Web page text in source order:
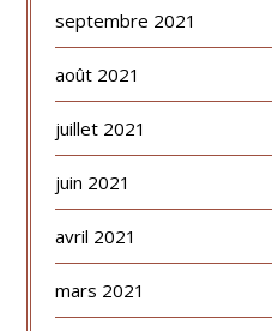
septembre 2021
août 2021
juillet 2021
juin 2021
avril 2021
mars 2021